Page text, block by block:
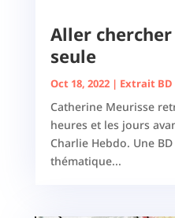
Aller
seule
Oct 18, 2022| Extrait BD
Catherine Meurisse
heures et les jours
Charlie Hebdo. Une
thématique...